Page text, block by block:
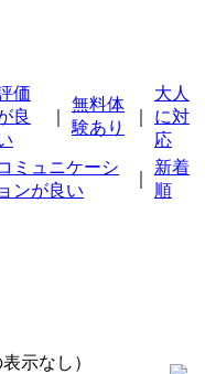
価
良
無料体
験あり
大人
に対
応
ミュニケーシ
ョンが良い
新着
順
示なし）